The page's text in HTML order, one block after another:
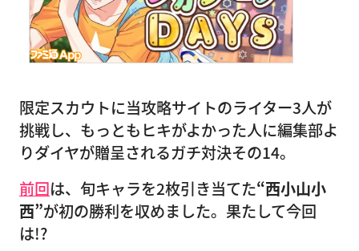
限定スカウトに当攻略サイトのライター3人が
挑戦し、もっともヒキがよかった人に編集部よ
りダイヤが贈呈されるガチ対決その14。
前回は、旬キャラを2枚引き当てた“西小山小
西”が初の勝利を収めました。果たして今回
は!?